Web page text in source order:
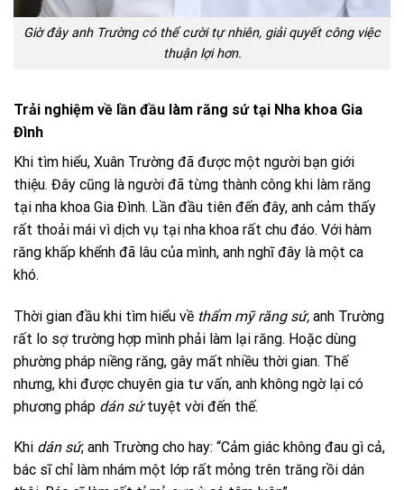
Giờ đây anh Trường có thể cười tự nhiên, giải quyết công việc
thuận lợi hơn.
Trải nghiệm về lần đầu làm răng sứ tại Nha khoa Gia
Đình
Khi tìm hiểu, Xuân Trường đã được một người bạn giới
thiệu. Đây cũng là người đã từng thành công khi làm răng
tại nha khoa Gia Đình. Lần đầu tiên đến đây, anh cảm thấy
rất thoải mái vì dịch vụ tại nha khoa rất chu đáo. Với hàm
răng khấp khểnh đã lâu của mình, anh nghĩ đây là một ca
khó.
Thời gian đầu khi tìm hiểu về thẩm mỹ răng sứ, anh Trường
rất lo sợ trường hợp mình phải làm lại răng. Hoặc dùng
phường pháp niềng răng, gây mất nhiều thời gian. Thế
nhưng, khi được chuyên gia tư vấn, anh không ngờ lại có
phương pháp dán sứtuyệt vời đến thế.
Khi dán sứ, anh Trường cho hay: “Cảm giác không đau gì cả,
bác sĩ chỉ làm nhám một lớp rất mỏng trên trăng rồi dán